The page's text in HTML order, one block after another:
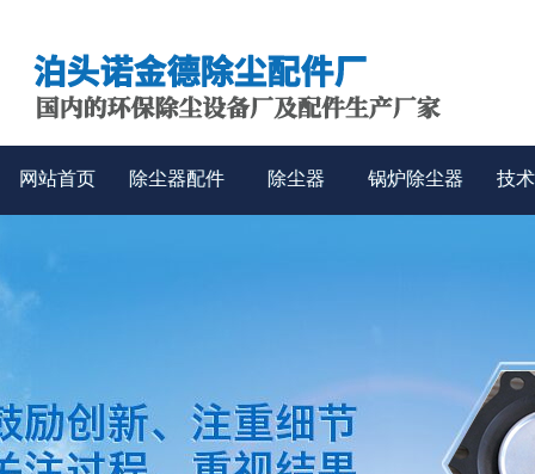
网站首页 除尘器配件 除尘器 锅炉除尘器 技